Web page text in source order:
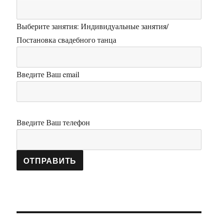
Выберите занятия: Индивидуальные занятия/
Постановка свадебного танца
Введите Ваш email
Введите Ваш телефон